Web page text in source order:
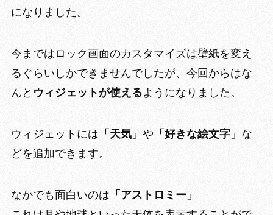
になりました。
今まではロック画面のカスタマイズは壁紙を変え
るぐらいしかできませんでしたが、今回からはな
んと ウィジェットが使えるようになりました。
ウィジェットには 「天気」 や「好きな絵文字」 な
どを追加できます。
なかでも面白いのは 「アストロミー」